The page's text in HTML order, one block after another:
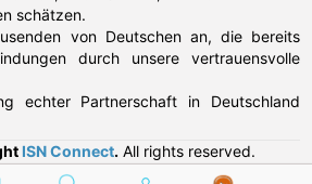
schätzen.
von Deutschen an, die bereits
durch unsere vertrauensvolle
echter Partnerschaft in Deutschland
ISN Connect. All rights reserved.